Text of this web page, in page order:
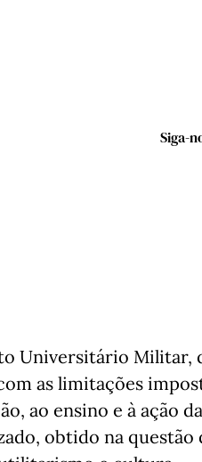
Siga-
Universitário Militar,
as limitações
ao ensino e à ação
obtido na questão